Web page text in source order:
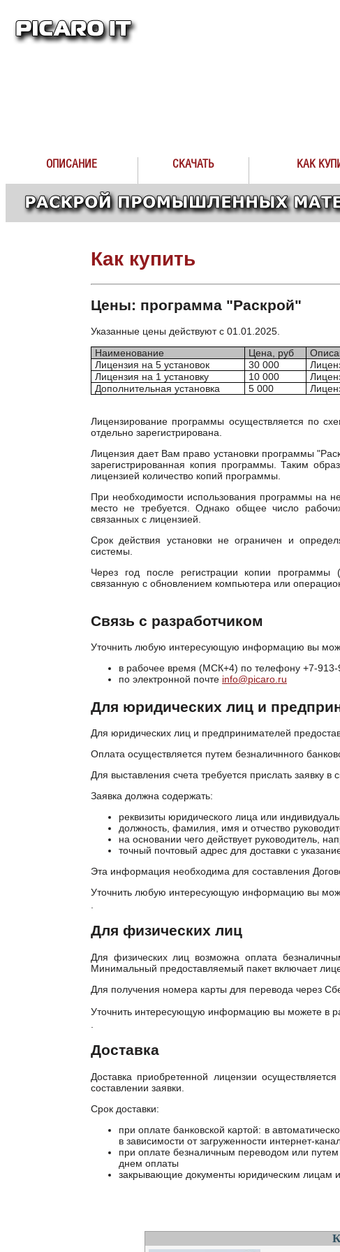
ОПИСАНИЕ СКАЧАТЬ КАК
Как купить
Цены: программа "Раскрой"
Указанные цены действуют с 01.01.2025.
Наименование
Цена, руб
Лицензия на 5 установок
30 000
Лицензия на 1 установку
10 000
Дополнительная установка
5 000
Лицензирование программы осуществляется по
отдельно зарегистрирована.
Лицензия дает Вам право установки программы
зарегистрированная копия программы. Таким
лицензией количество копий программы.
При необходимости использования программы на
место не требуется. Однако общее число
связанных с лицензией.
Срок действия установки не ограничен и
системы.
Через год после регистрации копии программы
связанную с обновлением компьютера или
Связь с разработчиком
Уточнить любую интересующую информацию вы
в рабочее время (МСК+4) по телефону +7-
по электронной почте info@picaro.ru
Для юридических лиц и
Для юридических лиц и предпринимателей
Оплата осуществляется путем безналичнного
Для выставления счета требуется прислать заявку
Заявка должна содержать:
реквизиты юридического лица или
должность, фамилия, имя и отчество
на основании чего действует руководитель,
точный почтовый адрес для доставки с
Эта информация необходима для составления
Уточнить любую интересующую информацию вы
Для физических лиц
Для физических лиц возможна оплата
Минимальный предоставляемый пакет включает
Для получения номера карты для перевода через
Уточнить интересующую информацию вы можете в
Доставка
Доставка приобретенной лицензии
составлении заявки.
Срок доставки:
при оплате банковской картой: в
в зависимости от загруженности интернет-
при оплате безналичным переводом или
днем оплаты
закрывающие документы юридическим лицам